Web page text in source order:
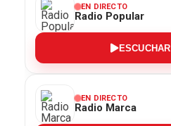
EN DIRECTO
Radio Popular
ESCUCHAR
EN DIRECTO
Radio Marca